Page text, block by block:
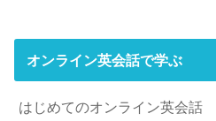
オンライン英会話で学ぶ
はじめてのオンライン英会話